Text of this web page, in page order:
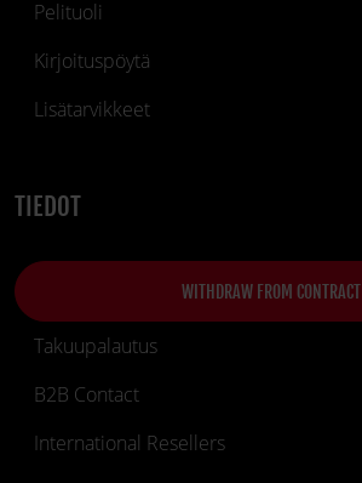
Pelituoli
Kirjoituspöytä
Lisätarvikkeet
TIEDOT
WITHDRAW FROM CONTRACT
Takuupalautus
B2B Contact
International Resellers